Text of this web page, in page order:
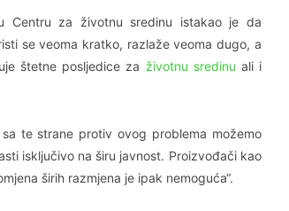
Centru za životnu sredinu istakao je da
se veoma kratko, razlaže veoma dugo, a
štetne posljedice za životnu sredinu ali i
te strane protiv ovog problema možemo
isključivo na širu javnost. Proizvođači kao
širih razmjena je ipak nemoguća“.